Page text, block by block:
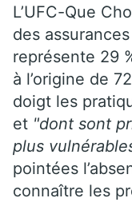
L’UFC-Que
des
représente 29
à l’origine de
doigt les
et "dont sont
plus
pointées
connaître les